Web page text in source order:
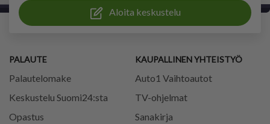
Aloita keskustelu
PALAUTE
Palautelomake
Keskustelu Suomi24:sta
Opastus
KAUPALLINEN YHTEISTYÖ
Auto1 Vaihtoautot
TV-ohjelmat
Sanakirja